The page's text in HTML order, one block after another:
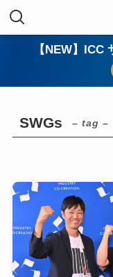
【NEW】ICC
SWGs – tag –